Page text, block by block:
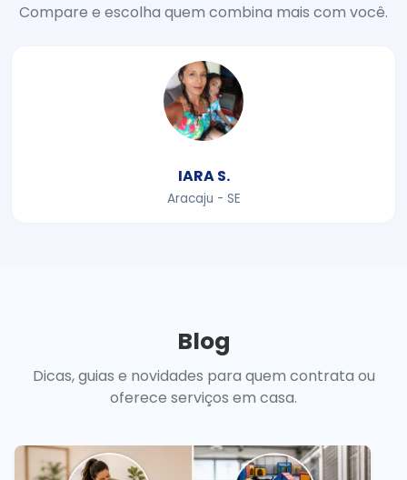
Compare e escolha quem combina mais com você.
IARA S.
Aracaju - SE
Blog
Dicas, guias e novidades para quem contrata ou
oferece serviços em casa.